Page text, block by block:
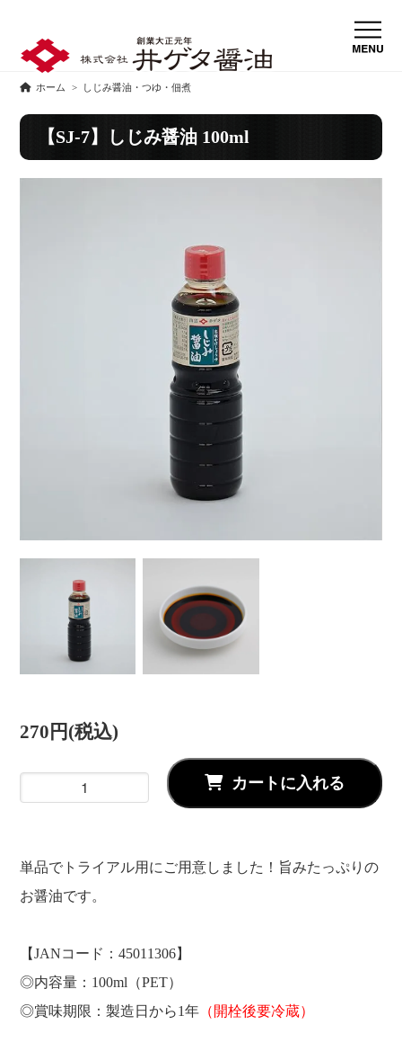
ホーム > しじみ醤油・つゆ・佃煮
【SJ-7】しじみ醤油 100ml
270円(税込)
カートに入れる
単品でトライアル用にご用意しました！旨みたっぷりの
お醤油です。
【JANコード：45011306】
◎内容量：100ml（PET）
◎賞味期限：製造日から1年 （開栓後要冷蔵）